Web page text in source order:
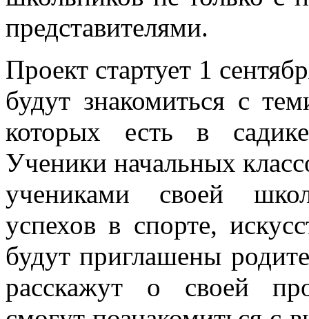
представителями.
Проект стартует 1
будут знакомиться с
которых есть в
Ученики начальных
учениками своей
успехов в спорте,
будут приглашены
расскажут о своей